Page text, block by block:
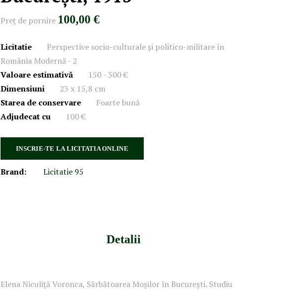
Preţ de pornire 100,00 €
Licitatie
Perspective socio-culturale și politico-militare în
România Modernă - 2
Valoare estimativă
150 - 300 €
Dimensiuni
23 x 15,8 cm
Starea de conservare
Foarte bună
Adjudecat cu
100 €
INSCRIE-TE LA LICITATIA ONLINE
Brand: Licitatie 95
Detalii
Elena Niculiță Voronca, Sărbătoarea Moșilor în București. Studiu